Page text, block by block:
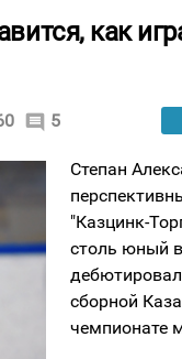
как
comment 5
Степан
"Казцинк-
столь юный
сборной
чемпионате